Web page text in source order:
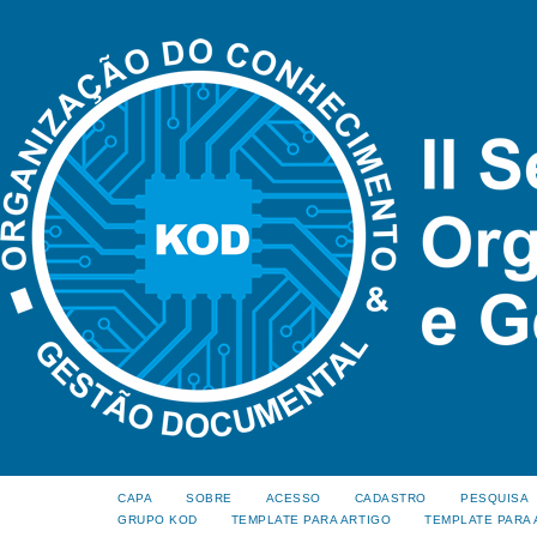
CAPA SOBRE ACESSO CADASTRO
PESQUISA
GRUPO KOD
TEMPLATE PARA ARTIGO TEMPLATE PARA